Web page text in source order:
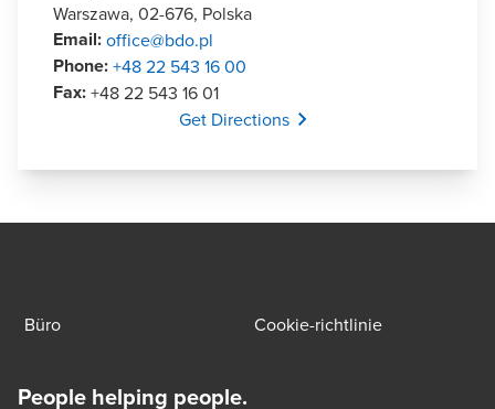
Warszawa, 02-676, Polska
Email:office@bdo.pl
Phone:+48 22 543 16 00
Fax:+48 22 543 16 01
Get DirectionsOpens In A New Window/tab
Büro Cookie-richtlinie
People helping people.